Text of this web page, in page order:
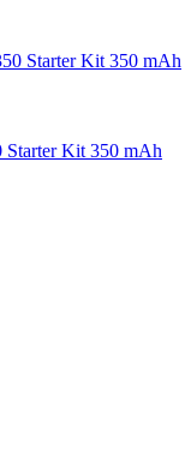
Starter Kit 350 mAh